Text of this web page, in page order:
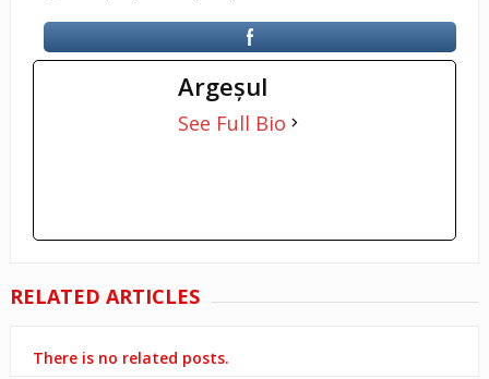
Argeşul
See Full Bio
RELATED ARTICLES
There is no related posts.